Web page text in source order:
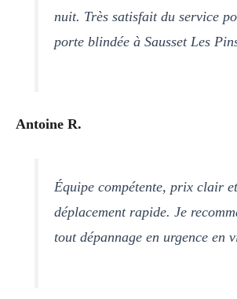
nuit. Très satisfait du service
porte blindée à Sausset Les
Antoine R.
Équipe compétente, prix clair
déplacement rapide. Je
tout dépannage en urgence en